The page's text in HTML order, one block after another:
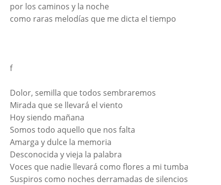
por los caminos y la noche
como raras melodías que me dicta el tiempo
f
Dolor, semilla que todos sembraremos
Mirada que se llevará el viento
Hoy siendo mañana
Somos todo aquello que nos falta
Amarga y dulce la memoria
Desconocida y vieja la palabra
Voces que nadie llevará como flores a mi tumba
Suspiros como noches derramadas de silencios